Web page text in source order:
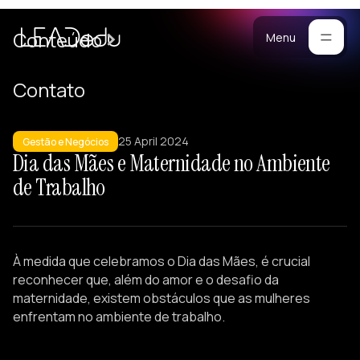
Menu
Building
Lideranças
Metodologia
Portfólio
Conteúdo
Cases
Blog
Materiais
Contato
Dia das Mães e Maternidade no Ambiente
de Trabalho
Gestão e Negócios 25 April 2024
À medida que celebramos o Dia das Mães, é crucial
reconhecer que, além do amor e o desafio da
maternidade, existem obstáculos que as mulheres
enfrentam no ambiente de trabalho.